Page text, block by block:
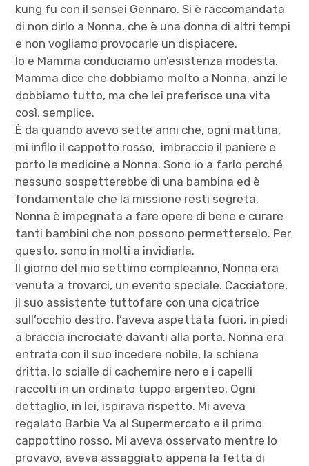
kung fu con il sensei Gennaro. Si è raccomandata
di non dirlo a Nonna, che è una donna di altri tempi
e non vogliamo provocarle un dispiacere.
Io e Mamma conduciamo un’esistenza modesta.
Mamma dice che dobbiamo molto a Nonna, anzi le
dobbiamo tutto, ma che lei preferisce una vita
così, semplice.
È da quando avevo sette anni che, ogni mattina,
mi infilo il cappotto rosso, imbraccio il paniere e
porto le medicine a Nonna. Sono io a farlo perché
nessuno sospetterebbe di una bambina ed è
fondamentale che la missione resti segreta.
Nonna è impegnata a fare opere di bene e curare
tanti bambini che non possono permetterselo. Per
questo, sono in molti a invidiarla.
Il giorno del mio settimo compleanno, Nonna era
venuta a trovarci, un evento speciale. Cacciatore,
il suo assistente tuttofare con una cicatrice
sull’occhio destro, l’aveva aspettata fuori, in piedi
a braccia incrociate davanti alla porta. Nonna era
entrata con il suo incedere nobile, la schiena
dritta, lo scialle di cachemire nero e i capelli
raccolti in un ordinato tuppo argenteo. Ogni
dettaglio, in lei, ispirava rispetto. Mi aveva
regalato Barbie Va al Supermercato e il primo
cappottino rosso. Mi aveva osservato mentre lo
provavo, aveva assaggiato appena la fetta di